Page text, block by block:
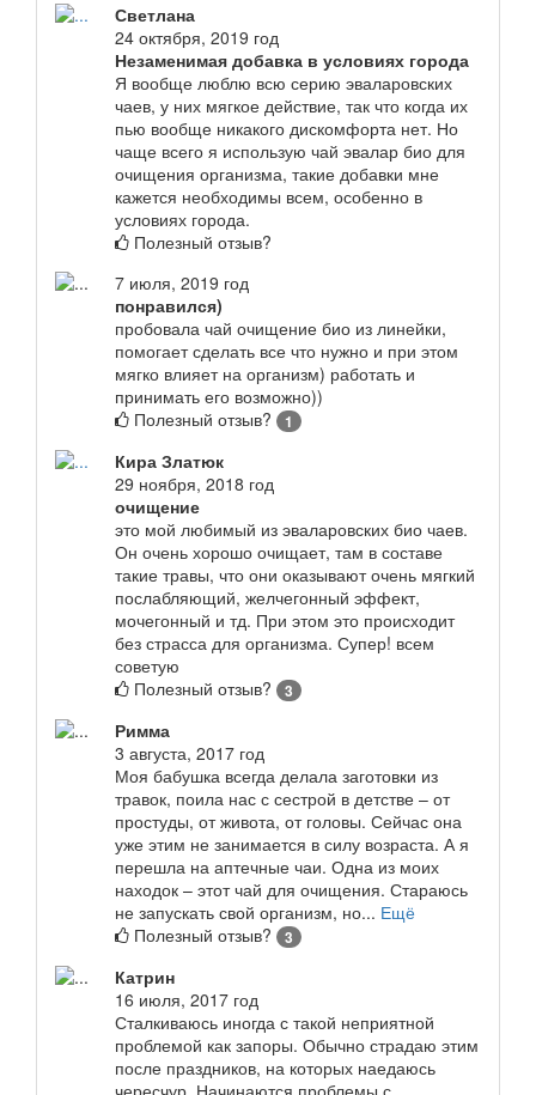
Светлана
24 октября, 2019 год
Незаменимая добавка в условиях города
Я вообще люблю всю серию эваларовских
чаев, у них мягкое действие, так что когда их
пью вообще никакого дискомфорта нет. Но
чаще всего я использую чай эвалар био для
очищения организма, такие добавки мне
кажется необходимы всем, особенно в
условиях города.
Полезный отзыв?
7 июля, 2019 год
понравился)
пробовала чай очищение био из линейки,
помогает сделать все что нужно и при этом
мягко влияет на организм) работать и
принимать его возможно))
Полезный отзыв?
1
Кира Златюк
29 ноября, 2018 год
очищение
это мой любимый из эваларовских био чаев.
Он очень хорошо очищает, там в составе
такие травы, что они оказывают очень мягкий
послабляющий, желчегонный эффект,
мочегонный и тд. При этом это происходит
без страсса для организма. Супер! всем
советую
Полезный отзыв?
3
Римма
3 августа, 2017 год
Моя бабушка всегда делала заготовки из
травок, поила нас с сестрой в детстве – от
простуды, от живота, от головы. Сейчас она
уже этим не занимается в силу возраста. А я
перешла на аптечные чаи. Одна из моих
находок – этот чай для очищения. Стараюсь
не запускать свой организм, но... Ещё
Полезный отзыв?
3
Катрин
16 июля, 2017 год
Сталкиваюсь иногда с такой неприятной
проблемой как запоры. Обычно страдаю этим
после праздников, на которых наедаюсь
чересчур. Начинаются проблемы с